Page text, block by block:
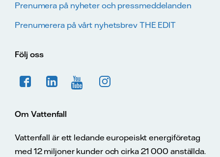
Prenumera på nyheter och pressmeddelanden
Prenumerera på vårt nyhetsbrev THE EDIT
Följ oss
Om Vattenfall
Vattenfall är ett ledande europeiskt energiföretag
med 12 miljoner kunder och cirka 21 000 anställda.